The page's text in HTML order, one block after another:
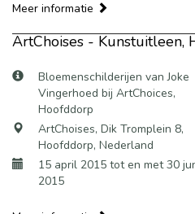
Meer informatie
ArtChoises - Kunstuitleen,
Bloemenschilderijen van Joke
Vingerhoed bij ArtChoices,
Hoofddorp
ArtChoises, Dik Tromplein 8,
Hoofddorp, Nederland
15 april 2015 tot en met 30
2015